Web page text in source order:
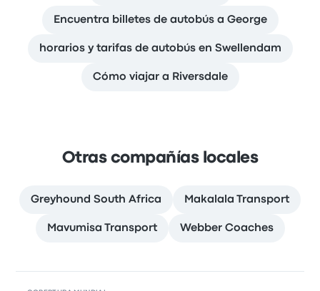
Encuentra billetes de autobús a George
horarios y tarifas de autobús en Swellendam
Cómo viajar a Riversdale
Otras compañías locales
Greyhound South Africa Makalala Transport
Mavumisa Transport Webber Coaches